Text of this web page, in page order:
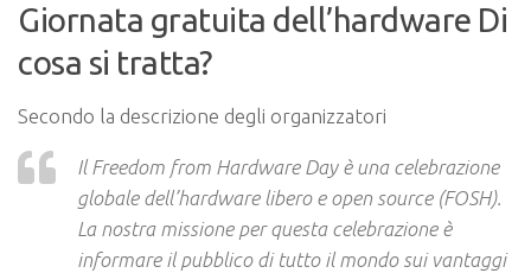
Giornata gratuita dell’hardware Di
cosa si tratta?
Secondo la descrizione degli organizzatori
Il Freedom from Hardware Day è una celebrazione
globale dell’hardware libero e open source (FOSH).
La nostra missione per questa celebrazione è
informare il pubblico di tutto il mondo sui vantaggi